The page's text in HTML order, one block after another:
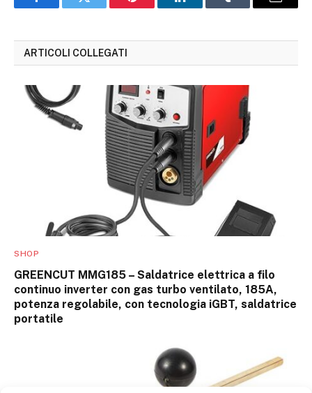
FacebookTwitter Pinterest LinkedInTumblr Email
ARTICOLI COLLEGATI
SHOP
GREENCUT MMG185 – Saldatrice elettrica a filo
continuo inverter con gas turbo ventilato, 185A,
potenza regolabile, con tecnologia iGBT, saldatrice
portatile